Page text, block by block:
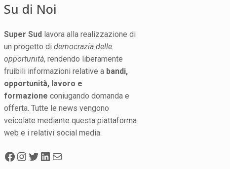
Su di Noi
Super Sud lavora alla realizzazione di
un progetto di democrazia delle
opportunità, rendendo liberamente
fruibili informazioni relative a bandi,
opportunità, lavoro e
formazione coniugando domanda e
offerta. Tutte le news vengono
veicolate mediante questa piattaforma
web e i relativi social media.
Facebook
Instagram
Twitter
LinkedIn
Mail